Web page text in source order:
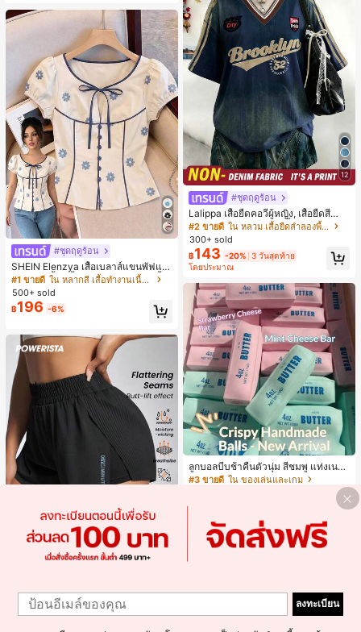
#ชุดฤดูร้อน
SHEIN Elenzya เสื้อเบลาส์แขนพัฟแต่
งระบายสีพื้นสีน้ำเงินสำหรับผู้หญิง, เสื้อ
ครอปเข้ารูปผูกโบว์คอวีตัดกันสำหรับฤ
ดูร้อน
#1 ขายดี
ใน หลากสี เสื้อทำงานเนื้อผ้านุ่ม
500+ sold
฿196 -6%
Powerista กางเกงขาสั้นกีฬาแบบเรียบ
ง่าย สไตล์วันทุกวัน กางเกงขาสั้นสบาย
พร้อมเสวตเตอร์
#6 ขายดี
70+ sold
12
#ชุดฤดูร้อน
Lalippa เสื้อยืดคอวีผู้หญิง, เสื้อยืดสีน้ำเ
งินสไตล์มินิมอลเรโทร, เสื้อยืดผู้หญิงทร
งหลวมสบาย, พิมพ์ตัวอักษรและตัวเลข
ภาษาอังกฤษ, เสื้อสำหรับออกไปเที่ยวฤ
ดูร้อน, ลวดลายดีไซน์, ความรู้สึกพรีเมีย
ม, ลำลองอเนกประสงค์, สวมใส่ประจำวั
น, กลางแจ้ง, ช้อปปิ้ง, การเดินทาง, เสื้อ
ผ้ากลางแจ้ง
#2 ขายดี
ใน หลวม เสื้อยืดลำลองพื้นฐาน
300+ sold
฿143 -20% 3 วันสุดท้าย
โดยประมาณ
ลูกบอลบีบช้าคืนตัวนุ่ม สีชมพู แท่งเนย
บีบคลายเครียด นุ่มยืดหยุ่น ของเล่นบีบ
4 ออนซ์ ของเล่นเกลือ เหมาะสำหรับขอ
งขวัญวันหยุด ของขวัญสนุกและน่ารัก
ของขวัญวันเกิด ของขวัญอีสเตอร์ ของ
ขวัญฮาโลวีน ของขวัญคริสต์มาส ของข
วัญปาร์ตี้ สกวิชชี่ ของเล่นสกวิชชี่ ของเ
ล่นคลายเครียดสกวิชชี่ สกวิชชี่เกี๊ยว ขอ
#3 ขายดี ใน ของเล่นและเกม
1
ลงทะเบียน